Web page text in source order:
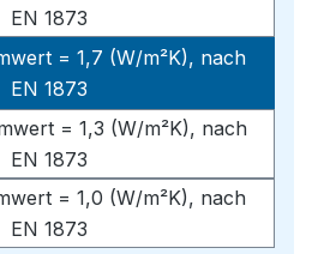
EN 1873
= 1,7 (W/m²K), nach
EN 1873
= 1,3 (W/m²K), nach
EN 1873
= 1,0 (W/m²K), nach
EN 1873